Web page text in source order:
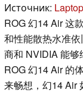
Источник:
ROG 幻14 Air 这
和性能散热水准
商和 NVIDIA 能
ROG 幻14 Air 的
来畅想，幻14 Air